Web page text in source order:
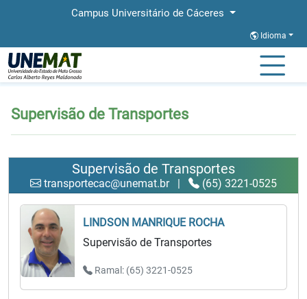
Campus Universitário de Cáceres
Idioma
Página Inicial
Supervisão de Transportes
Supervisão de Transportes
transportecac@unemat.br | (65) 3221-0525
LINDSON MANRIQUE ROCHA
Supervisão de Transportes
Ramal: (65) 3221-0525